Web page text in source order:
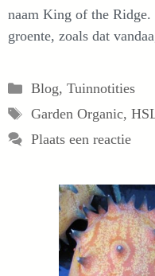
naam King of the Ridge.
groente, zoals dat
Categorieën
Blog, Tuinnotities
Tags
Garden Organic,
Plaats een reactie